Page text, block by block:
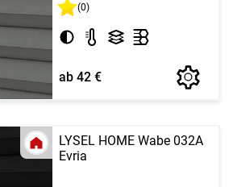
(0)
ab 42 €
LYSEL HOME Wabe 032A
Evria